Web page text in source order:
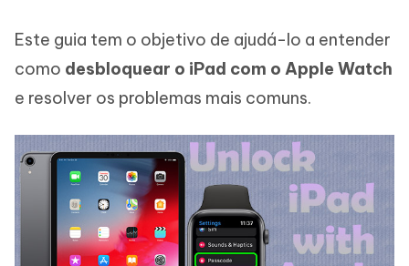
Este guia tem o objetivo de ajudá-lo a entender
como desbloquear o iPad com o Apple Watch
e resolver os problemas mais comuns.